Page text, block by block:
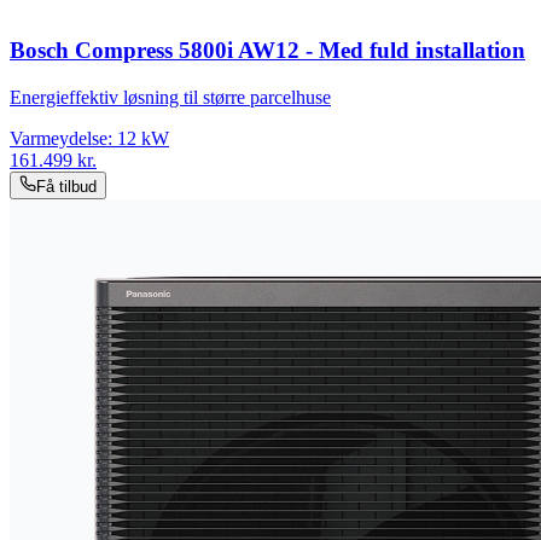
Bosch Compress 5800i AW12 - Med fuld installation
Energieffektiv løsning til større parcelhuse
Varmeydelse: 12 kW
161.499 kr.
Få tilbud